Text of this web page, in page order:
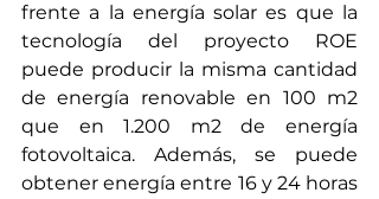
frente a la energía solar es que la
tecnología del proyecto ROE
puede producir la misma cantidad
de energía renovable en 100 m2
que en 1.200 m2 de energía
fotovoltaica. Además, se puede
obtener energía entre 16 y 24 horas